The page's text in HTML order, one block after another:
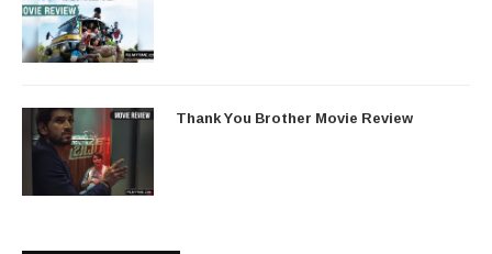
Thank You Brother Movie Review